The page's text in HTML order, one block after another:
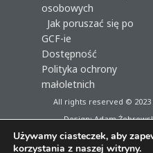
osobowych
Jak poruszać się po
GCF-ie
Dostępność
Polityka ochrony
małoletnich
All rights reserved © 2023
Design: Adam
Używamy ciasteczek, aby
korzystania z naszej witryny.